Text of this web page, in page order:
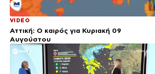
VIDEO
Αττική: Ο καιρός για Κυριακή 09
Αυγούστου